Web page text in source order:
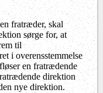
fratræder, skal
sørge for, at
til
i overensstemmelse
en fratrædende
direktion
nye direktion.